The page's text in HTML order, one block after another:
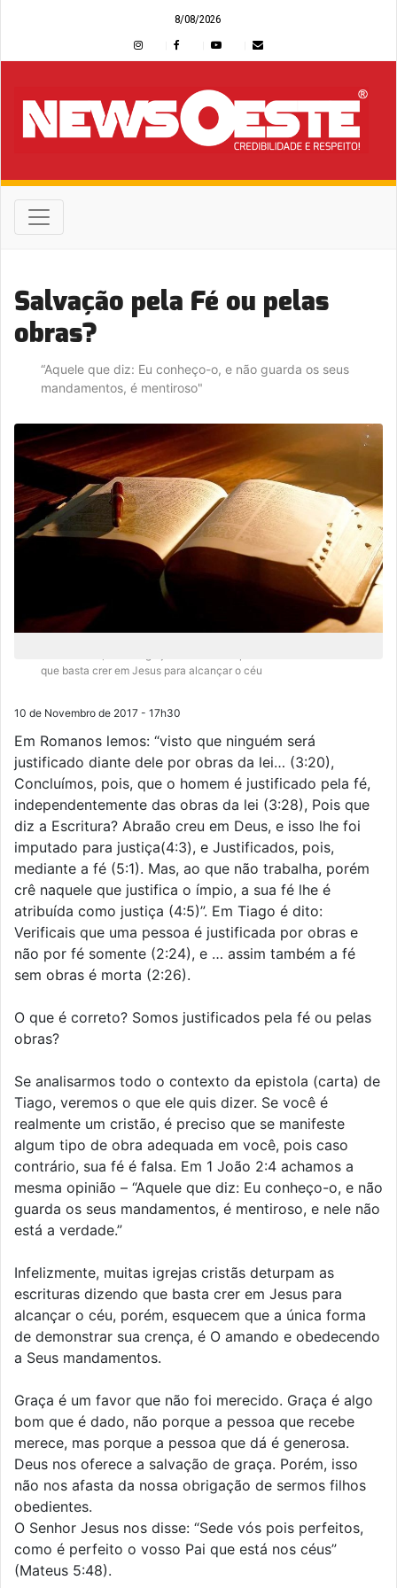
8/08/2026
Salvação pela Fé ou pelas
obras?
“Aquele que diz: Eu conheço-o, e não guarda os seus
mandamentos, é mentiroso"
que basta crer em Jesus para alcançar o céu
10 de Novembro de 2017 - 17h30
Em Romanos lemos: “visto que ninguém será
justificado diante dele por obras da lei… (3:20),
Concluímos, pois, que o homem é justificado pela fé,
independentemente das obras da lei (3:28), Pois que
diz a Escritura? Abraão creu em Deus, e isso lhe foi
imputado para justiça(4:3), e Justificados, pois,
mediante a fé (5:1). Mas, ao que não trabalha, porém
crê naquele que justifica o ímpio, a sua fé lhe é
atribuída como justiça (4:5)”. Em Tiago é dito:
Verificais que uma pessoa é justificada por obras e
não por fé somente (2:24), e … assim também a fé
sem obras é morta (2:26).
O que é correto? Somos justificados pela fé ou pelas
obras?
Se analisarmos todo o contexto da epistola (carta) de
Tiago, veremos o que ele quis dizer. Se você é
realmente um cristão, é preciso que se manifeste
algum tipo de obra adequada em você, pois caso
contrário, sua fé é falsa. Em 1 João 2:4 achamos a
mesma opinião – “Aquele que diz: Eu conheço-o, e não
guarda os seus mandamentos, é mentiroso, e nele não
está a verdade.”
Infelizmente, muitas igrejas cristãs deturpam as
escrituras dizendo que basta crer em Jesus para
alcançar o céu, porém, esquecem que a única forma
de demonstrar sua crença, é O amando e obedecendo
a Seus mandamentos.
Graça é um favor que não foi merecido. Graça é algo
bom que é dado, não porque a pessoa que recebe
merece, mas porque a pessoa que dá é generosa.
Deus nos oferece a salvação de graça. Porém, isso
não nos afasta da nossa obrigação de sermos filhos
obedientes.
O Senhor Jesus nos disse: “Sede vós pois perfeitos,
como é perfeito o vosso Pai que está nos céus”
(Mateus 5:48).